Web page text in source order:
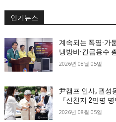
인기뉴스
계속되는 폭염·가
냉방비·긴급용수
2026년 08월 05일
尹캠프 인사, 권성
『신천지 2만명
2026년 08월 05일